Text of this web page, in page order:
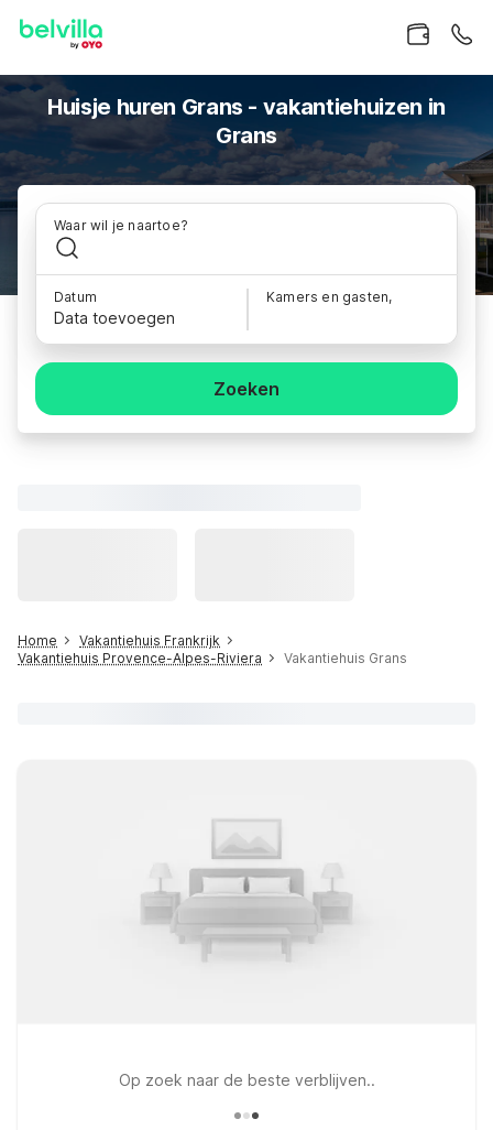
Huisje huren Grans - vakantiehuizen in
Grans
Waar wil je naartoe?
Datum
Data toevoegen
Kamers en gasten,
Zoeken
Home
Vakantiehuis Frankrijk
Vakantiehuis Provence-Alpes-Riviera
Vakantiehuis Grans
Op zoek naar de beste verblijven..